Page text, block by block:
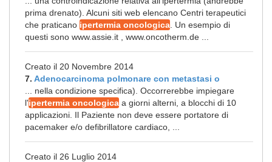
prima drenato). Alcuni siti web elencano Centri terapeutici
che praticano ipertermia oncologica . Un esempio di
questi sono www.assie.it , www.oncotherm.de ...
Creato il 20 Novembre 2014
7. Adenocarcinoma polmonare con metastasi o
... nella condizione specifica). Occorrerebbe impiegare
l'ipertermia oncologica a giorni alterni, a blocchi di 10
applicazioni. Il Paziente non deve essere portatore di
pacemaker e/o defibrillatore cardiaco, ...
Creato il 26 Luglio 2014